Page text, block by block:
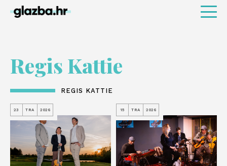
Regis Kattie
REGIS KATTIE
23 TRA 2026 15 TRA 2026